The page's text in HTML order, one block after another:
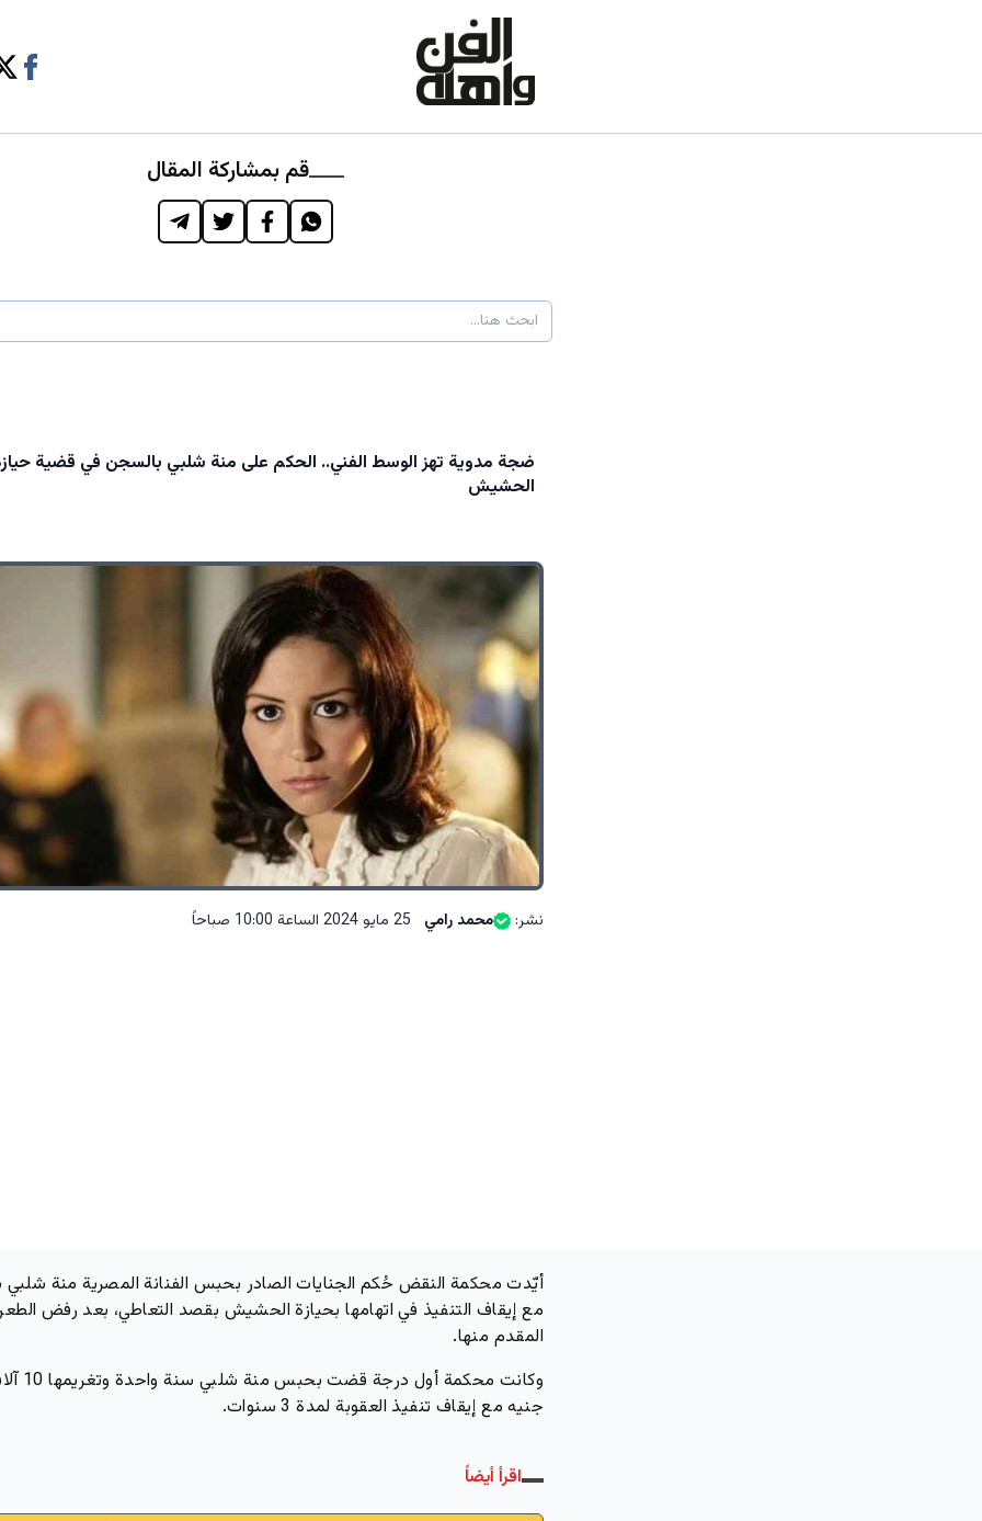
قم بمشاركة المقال
ضجة مدوية تهز الوسط الفني.. الحكم على منة شلبي بالسجن في قضية
الحشيش
نشر: محمد رامي 25 مايو 2024 الساعة 10:00 صباحاً
أيّدت محكمة النقض حُكم الجنايات الصادر بحبس الفنانة المصرية منة
مع إيقاف التنفيذ في اتهامها بحيازة الحشيش بقصد التعاطي، بعد رفض
المقدم منها.
وكانت محكمة أول درجة قضت بحبس
جنيه مع إيقاف تنفيذ العقوبة لمدة 3 سنوات.
اقرأ أيضاً